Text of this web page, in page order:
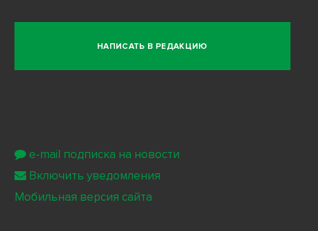
НАПИСАТЬ В РЕДАКЦИЮ
e-mail подписка на новости
Включить уведомления
Мобильная версия сайта